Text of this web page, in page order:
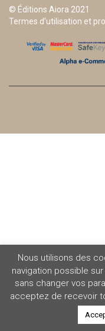
© Éditions Aiora 2021
Termes d’utilisation et
Nous utilisons des
navigation possible
sans changer vos
acceptez de recevoir